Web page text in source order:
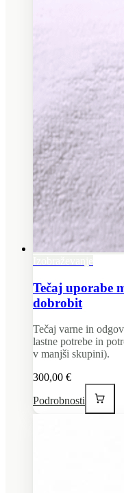
Tečaj uporabe
dobrobit
Tečaj varne in
lastne potrebe in
v manjši skupini).
300,00 €
Podrobnosti